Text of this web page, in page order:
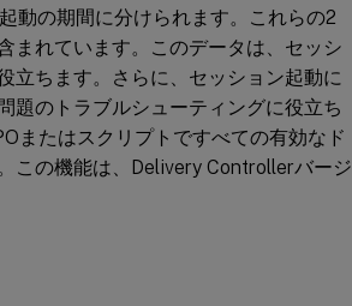
動の期間に分けられます。これらの2
まれています。このデータは、セッシ
立ちます。さらに、セッション起動に
題のトラブルシューティングに役立ち
またはスクリプトですべての有効なド
この機能は、Delivery Controllerバージ